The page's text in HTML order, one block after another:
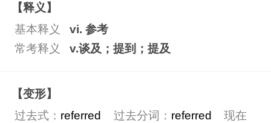
【释义】
基本释义
vi. 参考
常考释义
v.谈及；提到；提及
【变形】
过去式： referred 过去分词： referred
现在